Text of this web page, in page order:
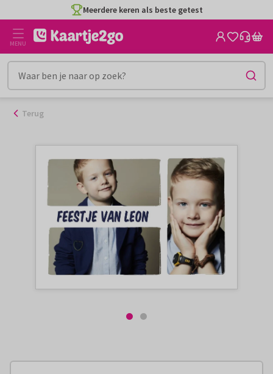
naar
inhoud
Meerdere keren als beste getest
MENU
Terug